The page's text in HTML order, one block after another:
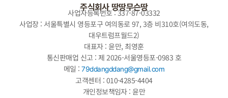
로그인
주식회사 땅땅무슨땅
사업자등록번호 : 337-87-03332
사업장 : 서울특별시 영등포구 여의동로 97, 3층 비310호(여의도동,
대우트럼프월드2)
대표자 : 윤만, 최영훈
통신판매업 신고 : 제 2026-서울영등포-0983 호
메일 :79ddangddang@gmail.com
고객센터 : 010-4285-4404
개인정보책임자 : 윤만